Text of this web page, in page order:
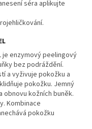
séra aplikujte
je enzymový peelingový
bez podráždění.
a vyživuje pokožku a
pokožku. Jemný
kožních buněk.
Kombinace
pokožku